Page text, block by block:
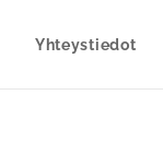
Yhteystiedot